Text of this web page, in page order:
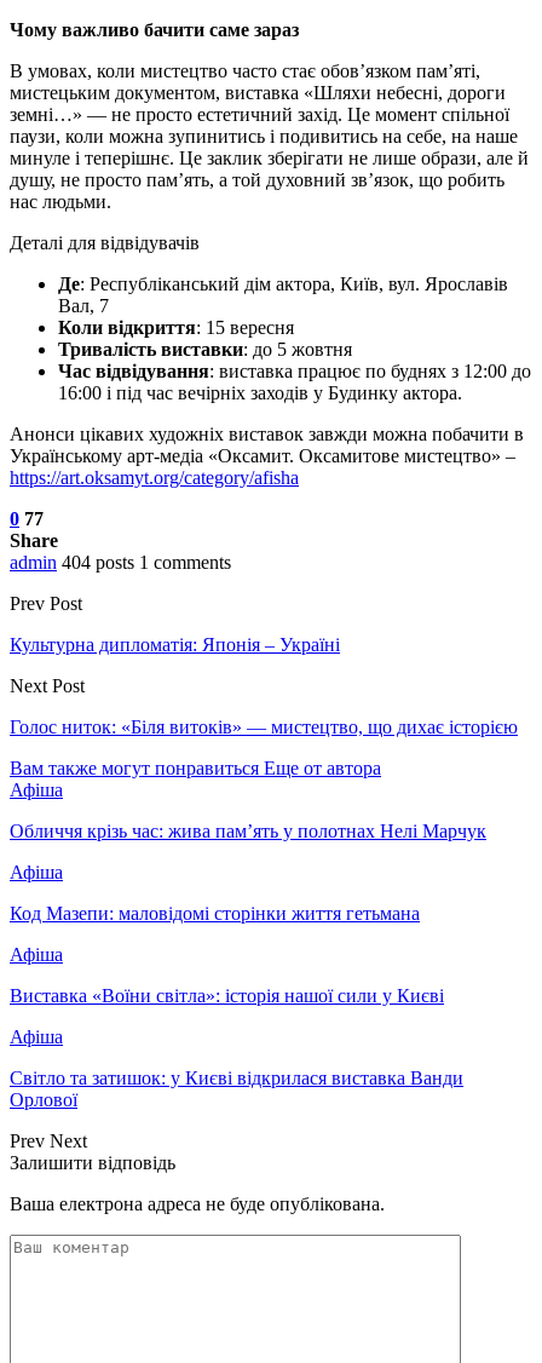
Чому важливо бачити саме зараз
В умовах, коли мистецтво часто стає обов’язком пам’яті,
мистецьким документом, виставка «Шляхи небесні, дороги
земні…» — не просто естетичний захід. Це момент спільної
паузи, коли можна зупинитись і подивитись на себе, на наше
минуле і теперішнє. Це заклик зберігати не лише образи, але й
душу, не просто пам’ять, а той духовний зв’язок, що робить
нас людьми.
Деталі для відвідувачів
Де: Республіканський дім актора, Київ, вул. Ярославів
Вал, 7
Коли відкриття: 15 вересня
Тривалість виставки: до 5 жовтня
Час відвідування: виставка працює по буднях з 12:00 до
16:00 і під час вечірніх заходів у Будинку актора.
Анонси цікавих художніх виставок завжди можна побачити в
Українському арт-медіа «Оксамит. Оксамитове мистецтво» –
https://art.oksamyt.org/category/afisha
0 77
Share
admin 404 posts 1 comments
Prev Post
Культурна дипломатія: Японія – Україні
Next Post
Голос ниток: «Біля витоків» — мистецтво, що дихає історією
Вам также могут понравиться Еще от автора
Афіша
Обличчя крізь час: жива пам’ять у полотнах Нелі Марчук
Афіша
Код Мазепи: маловідомі сторінки життя гетьмана
Афіша
Виставка «Воїни світла»: історія нашої сили у Києві
Афіша
Світло та затишок: у Києві відкрилася виставка Ванди
Орлової
Prev Next
Залишити відповідь
Ваша електрона адреса не буде опублікована.